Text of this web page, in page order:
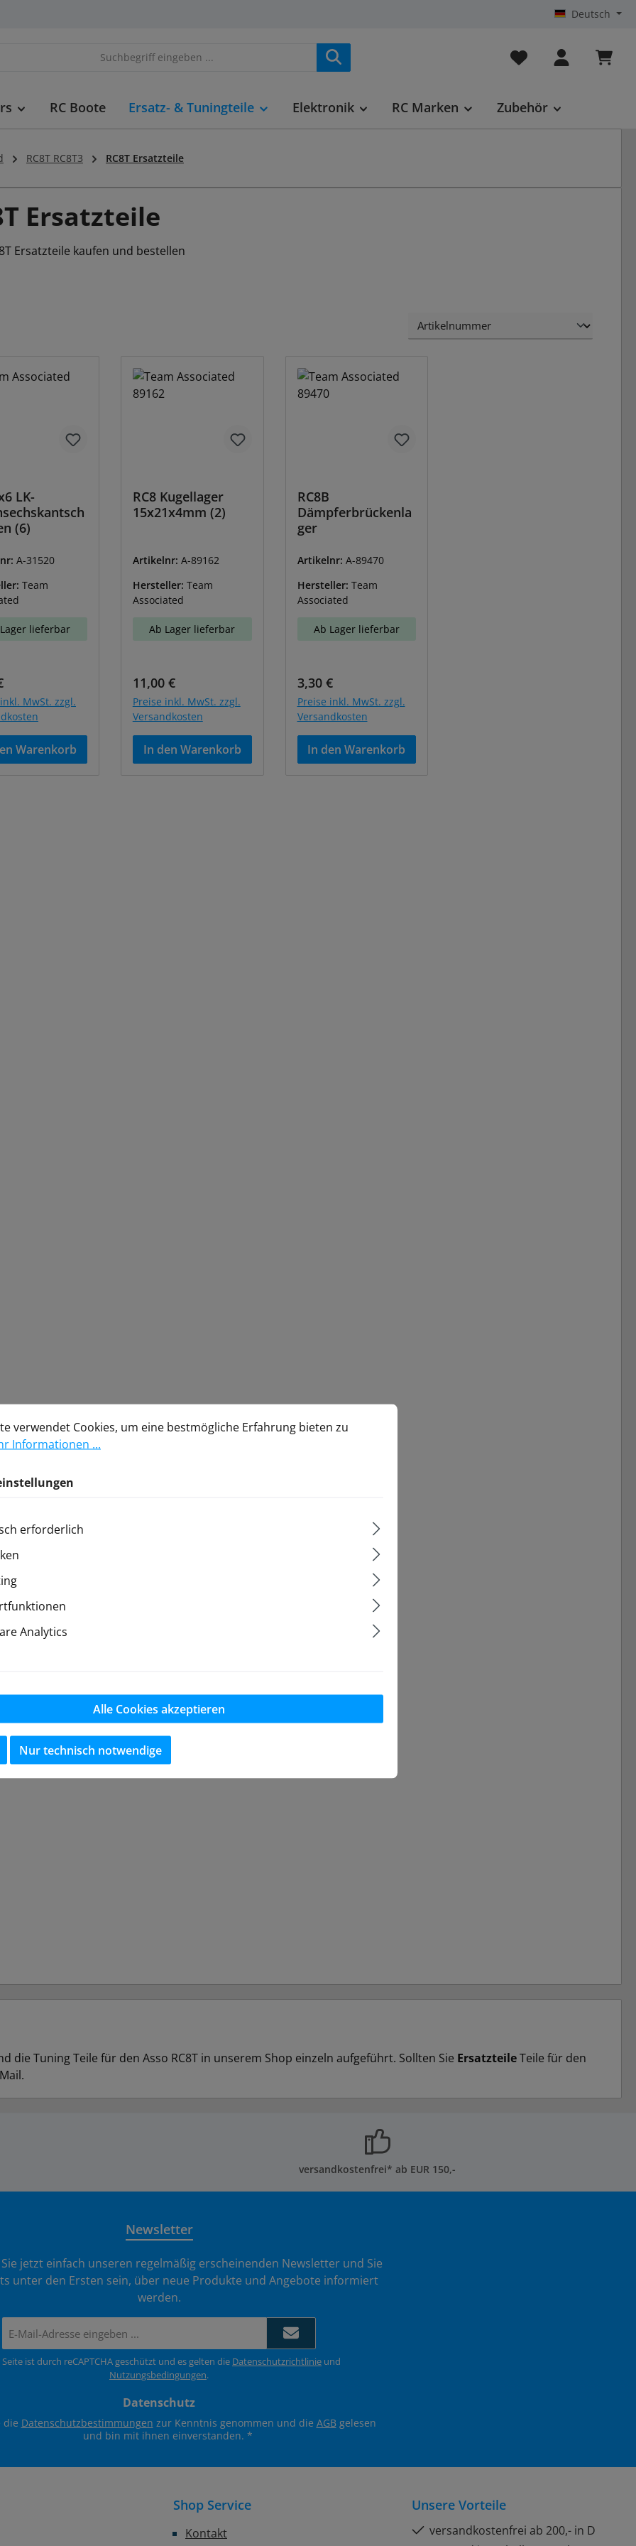
Deutsch
Du hast 0 Produkte
RC Boote Ersatz- & Tuningteile Elektronik RC Marken Zubehör
RC8T RC8T3 RC8T Ersatzteile
Ersatzteile
Ersatzteile kaufen und bestellen
LK-
(6)
A-31520
Team
lieferbar
Preis:
MwSt. zzgl.
Warenkorb
RC8 Kugellager
15x21x4mm (2)
Artikelnr: A-89162
Hersteller: Team
Associated
Ab Lager lieferbar
Regulärer Preis:
11,00 €
Preise inkl. MwSt. zzgl.
Versandkosten
In den Warenkorb
RC8B
Dämpferbrückenla
ger
Artikelnr: A-89470
Hersteller: Team
Associated
Ab Lager lieferbar
Regulärer Preis:
3,30 €
Preise inkl. MwSt. zzgl.
Versandkosten
In den Warenkorb
die Tuning Teile für den Asso RC8T in unserem Shop einzeln aufgeführt. Sollten Sie ErsatzteileTeile für den
versandkostenfrei* ab EUR 150,-
Newsletter
jetzt einfach unseren regelmäßig erscheinenden Newsletter und Sie
unter den Ersten sein, über neue Produkte und Angebote informiert
werden.
Mail-
Adresse
Seite ist durch reCAPTCHA geschützt und es gelten die Datenschutzrichtlinie und
Nutzungsbedingungen.
Datenschutz
die Datenschutzbestimmungen zur Kenntnis genommen und die AGBgelesen
und bin mit ihnen einverstanden. *
Shop Service
Kontakt
Unsere Vorteile
versandkostenfrei ab 200,- in D
Cookies, um eine bestmögliche Erfahrung bieten zu können.
Mehr Informationen ...
verwendet Cookies, um eine bestmögliche Erfahrung bieten zu
Informationen ...
erforderlich
Analytics
Alle Cookies akzeptieren
Nur technisch notwendige